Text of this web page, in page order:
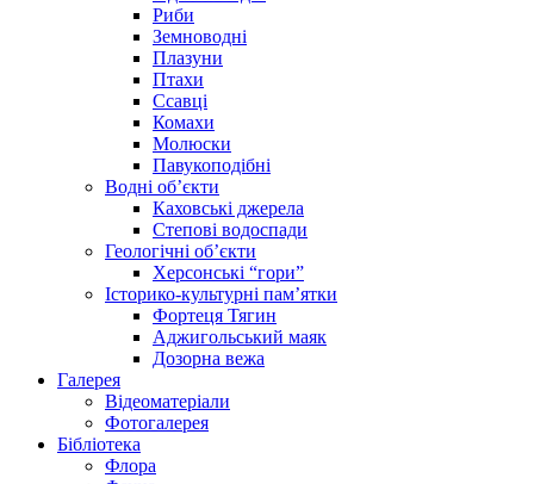
Риби
Земноводні
Плазуни
Птахи
Ссавці
Комахи
Молюски
Павукоподібні
Водні об’єкти
Каховські джерела
Степові водоспади
Геологічні об’єкти
Херсонські “гори”
Історико-культурні пам’ятки
Фортеця Тягин
Аджигольський маяк
Дозорна вежа
Галерея
Відеоматеріали
Фотогалерея
Бібліотека
Флора